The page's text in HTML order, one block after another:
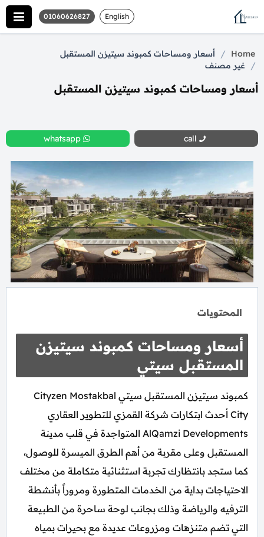
English
01060626827
Home
/ أسعار ومساحات كمبوند سيتيزن المستقبل
/ غير مصنف
أسعار ومساحات كمبوند سيتيزن المستقبل
call
whatsapp
المحتويات
أسعار ومساحات كمبوند سيتيزن
المستقبل سيتي
كمبوند سيتيزن المستقبل سيتي Cityzen Mostakbal
City أحدث ابتكارات شركة القمزي للتطوير العقاري
AlQamzi Developments المتواجدة في قلب مدينة
المستقبل وعلى مقربة من أهم الطرق الميسرة للوصول،
كما ستجد بانتظارك تجربة استثنائية متكاملة من مختلف
الاحتياجات بداية من الخدمات المتطورة ومروراً بأنشطة
الترفيه والرياضة وذلك بجانب لوحة ساحرة من الطبيعة
التي تضم متنزهات ومزروعات عديدة مع بحيرات بمياه